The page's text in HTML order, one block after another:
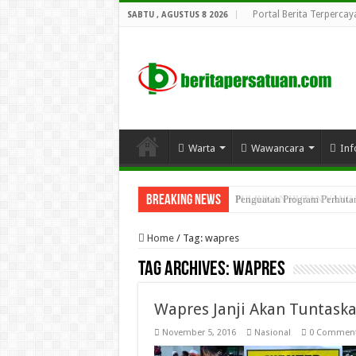
SABTU , AGUSTUS 8 2026 Portal Berita
Warta Wawancara
Breaking News Penguatan Program
PULIHKAN HUTAN YANG
Home / Tag: wapres
Tag Archives:wapres
Wapres Janji Akan
November 5, 2016 Nasional 0